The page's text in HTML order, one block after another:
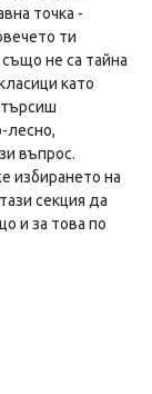
точка -
ти
не са тайна
като
търсиш
лесно,
въпрос.
избирането на
секция да
и за това по